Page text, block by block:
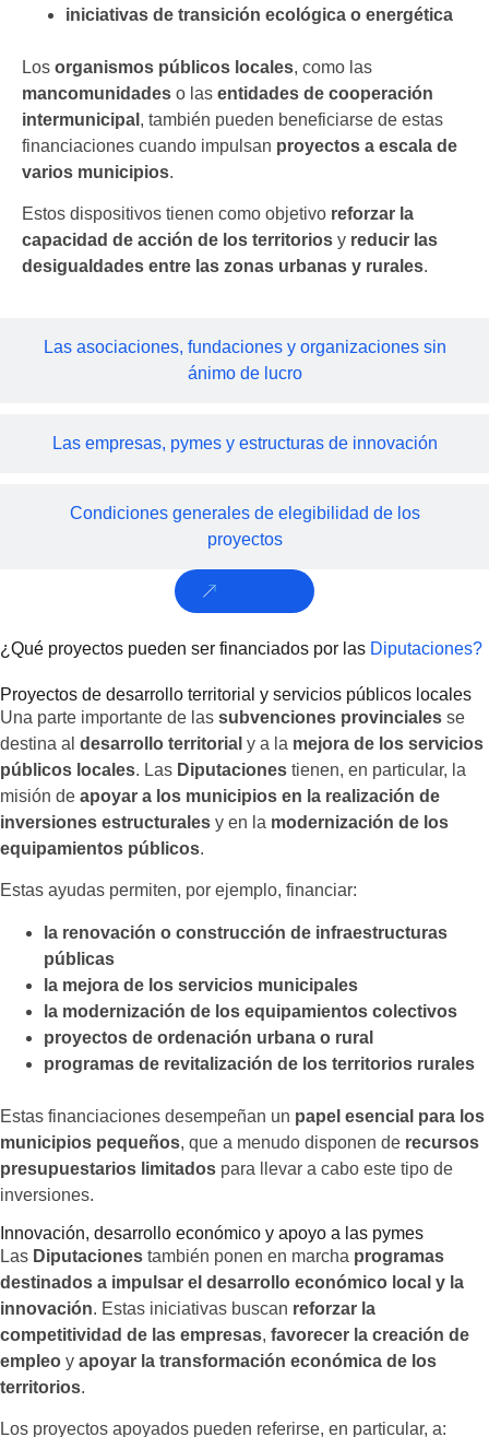
Las asociaciones, fundaciones y organizaciones sin
ánimo de lucro
Las empresas, pymes y estructuras de innovación
Condiciones generales de elegibilidad de los
proyectos
iniciativas de transición ecológica o energética
Los organismos públicos locales, como las
mancomunidades o las entidades de cooperación
intermunicipal , también pueden beneficiarse de estas
financiaciones cuando impulsan proyectos a escala de
varios municipios.
Estos dispositivos tienen como objetivo reforzar la
capacidad de acción de los territorios y reducir las
desigualdades entre las zonas urbanas y rurales.
¿Qué proyectos pueden ser financiados por las Diputaciones?
Proyectos de desarrollo territorial y servicios públicos locales
Una parte importante de las subvenciones provinciales se
destina al desarrollo territorial y a la mejora de los servicios
públicos locales. Las Diputaciones tienen, en particular, la
misión de apoyar a los municipios en la realización de
inversiones estructurales y en la modernización de los
equipamientos públicos.
Estas ayudas permiten, por ejemplo, financiar:
la renovación o construcción de infraestructuras
públicas
la mejora de los servicios municipales
la modernización de los equipamientos colectivos
proyectos de ordenación urbana o rural
programas de revitalización de los territorios rurales
Estas financiaciones desempeñan un papel esencial para los
municipios pequeños, que a menudo disponen de recursos
presupuestarios limitados para llevar a cabo este tipo de
inversiones.
Innovación, desarrollo económico y apoyo a las pymes
Las Diputaciones también ponen en marcha programas
destinados a impulsar el desarrollo económico local y la
innovación. Estas iniciativas buscan reforzar la
competitividad de las empresas, favorecer la creación de
empleo y apoyar la transformación económica de los
territorios.
Los proyectos apoyados pueden referirse, en particular, a: